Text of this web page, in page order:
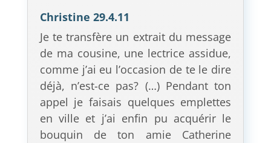
Christine 29.4.11
Je te transfère un extrait du message
de ma cousine, une lectrice assidue,
comme j’ai eu l’occasion de te le dire
déjà, n’est-ce pas? (…) Pendant ton
appel je faisais quelques emplettes
en ville et j’ai enfin pu acquérir le
bouquin de ton amie Catherine